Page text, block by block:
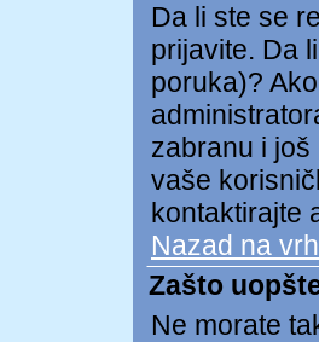
Da li ste se
prijavite. Da
poruka)?
zabranu i
vaše
kontaktirajte
Nazad na vrh
Zašto
Ne morate